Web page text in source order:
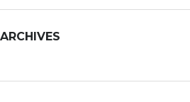
ARCHIVES